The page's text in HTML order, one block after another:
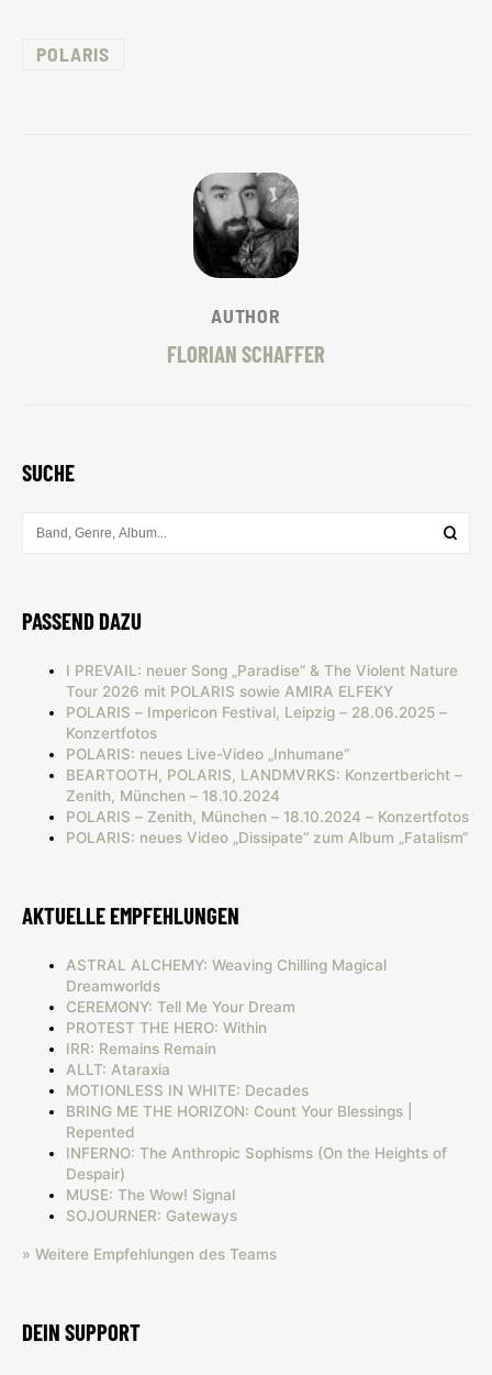
POLARIS
AUTHOR
FLORIAN SCHAFFER
SUCHE
PASSEND DAZU
I PREVAIL: neuer Song „Paradise“ & The Violent Nature
Tour 2026 mit POLARIS sowie AMIRA ELFEKY
POLARIS – Impericon Festival, Leipzig – 28.06.2025 –
Konzertfotos
POLARIS: neues Live-Video „Inhumane“
BEARTOOTH, POLARIS, LANDMVRKS: Konzertbericht –
Zenith, München – 18.10.2024
POLARIS – Zenith, München – 18.10.2024 – Konzertfotos
POLARIS: neues Video „Dissipate“ zum Album „Fatalism“
AKTUELLE EMPFEHLUNGEN
ASTRAL ALCHEMY: Weaving Chilling Magical
Dreamworlds
CEREMONY: Tell Me Your Dream
PROTEST THE HERO: Within
IRR: Remains Remain
ALLT: Ataraxia
MOTIONLESS IN WHITE: Decades
BRING ME THE HORIZON: Count Your Blessings |
Repented
INFERNO: The Anthropic Sophisms (On the Heights of
Despair)
MUSE: The Wow! Signal
SOJOURNER: Gateways
» Weitere Empfehlungen des Teams
DEIN SUPPORT